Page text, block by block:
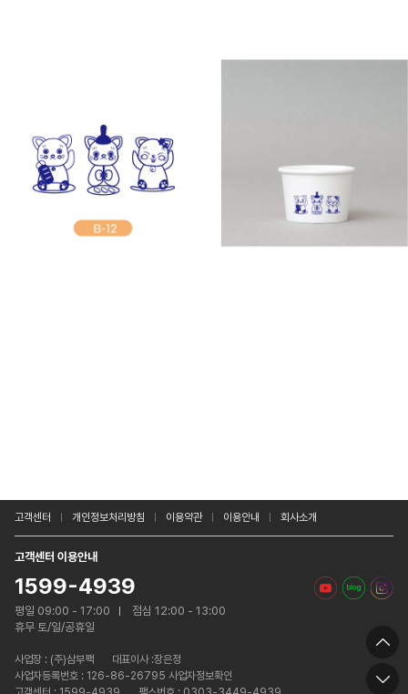
고객센터 개인정보처리방침 이용약관 이용안내 회사소개
고객센터 이용안내
1599-4939
평일 09:00 - 17:00
점심 12:00 - 13:00
휴무 토/일/공휴일
사업장 : (주)삼부팩
대표이사 :장은정
사업자등록번호 : 126-86-26795 사업자정보확인